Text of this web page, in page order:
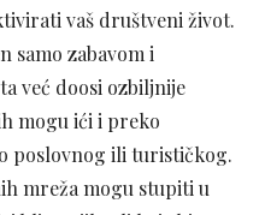
vaš društveni život.
samo zabavom i
već doosi ozbiljnije
mogu ići i preko
poslovnog ili turističkog.
mreža mogu stupiti u